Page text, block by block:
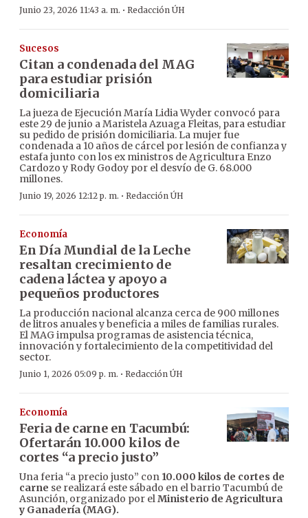
Junio 23, 2026 11:43 a. m. · Redacción ÚH
Sucesos
Citan a condenada del MAG
para estudiar prisión
domiciliaria
La jueza de Ejecución María Lidia Wyder convocó para
este 29 de junio a Maristela Azuaga Fleitas, para estudiar
su pedido de prisión domiciliaria. La mujer fue
condenada a 10 años de cárcel por lesión de confianza y
estafa junto con los ex ministros de Agricultura Enzo
Cardozo y Rody Godoy por el desvío de G. 68.000
millones.
Junio 19, 2026 12:12 p. m. · Redacción ÚH
Economía
En Día Mundial de la Leche
resaltan crecimiento de
cadena láctea y apoyo a
pequeños productores
La producción nacional alcanza cerca de 900 millones
de litros anuales y beneficia a miles de familias rurales.
El MAG impulsa programas de asistencia técnica,
innovación y fortalecimiento de la competitividad del
sector.
Junio 1, 2026 05:09 p. m. · Redacción ÚH
Economía
Feria de carne en Tacumbú:
Ofertarán 10.000 kilos de
cortes “a precio justo”
Una feria “a precio justo” con 10.000 kilos de cortes de
carne se realizará este sábado en el barrio Tacumbú de
Asunción, organizado por elMinisterio de Agricultura
y Ganadería (MAG).